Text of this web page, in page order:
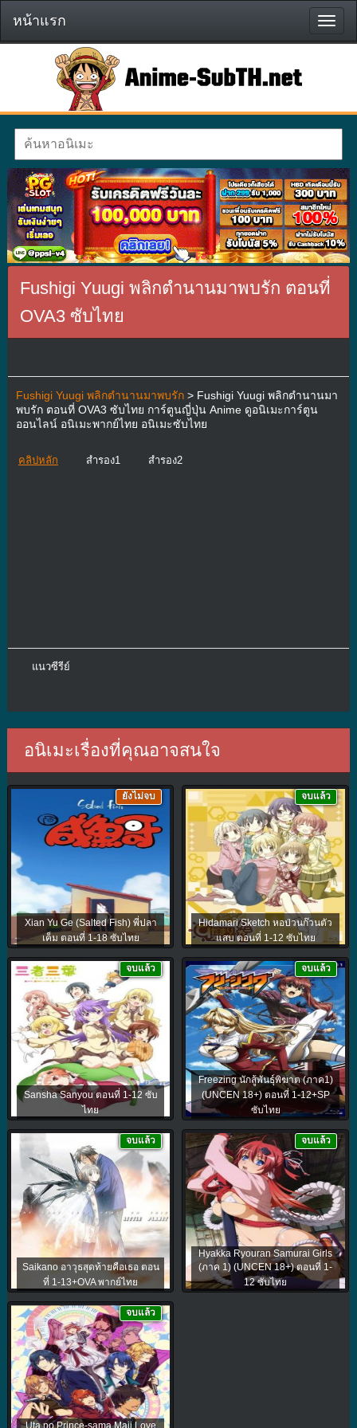
หน้า
แรก
หน้าแรก
Fushigi Yuugi พลิกตำนานมาพบรัก ตอนที่
OVA3 ซับไทย
Fushigi Yuugi พลิกตำนานมาพบรัก> Fushigi Yuugi พลิกตำนานมา
พบรัก ตอนที่ OVA3 ซับไทย การ์ตูนญี่ปุ่น Anime ดูอนิเมะการ์ตูน
ออนไลน์ อนิเมะพากย์ไทย อนิเมะซับไทย
คลิปหลัก สำรอง1 สำรอง2
แนวซีรีย์
อนิเมะเรื่องที่คุณอาจสนใจ
Xian Yu Ge (Salted Fish) พี่ปลา
เค็ม ตอนที่ 1-18 ซับไทย
ยังไม่จบ
Hidamari Sketch หอป่วนก๊วนตัว
แสบ ตอนที่ 1-12 ซับไทย
จบแล้ว
Sansha Sanyou ตอนที่ 1-12 ซับ
ไทย
จบแล้ว
Freezing นักสู้พันธุ์พิฆาต (ภาค1)
(UNCEN 18+) ตอนที่ 1-12+SP
ซับไทย
จบแล้ว
Saikano อาวุธสุดท้ายคือเธอ ตอน
ที่ 1-13+OVA พากย์ไทย
จบแล้ว
Hyakka Ryouran Samurai Girls
(ภาค 1) (UNCEN 18+) ตอนที่ 1-
12 ซับไทย
จบแล้ว
Uta no Prince-sama Maji Love
จบแล้ว